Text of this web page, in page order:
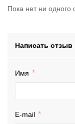
Пока нет ни одного
Написать отзыв
Имя
E-mail